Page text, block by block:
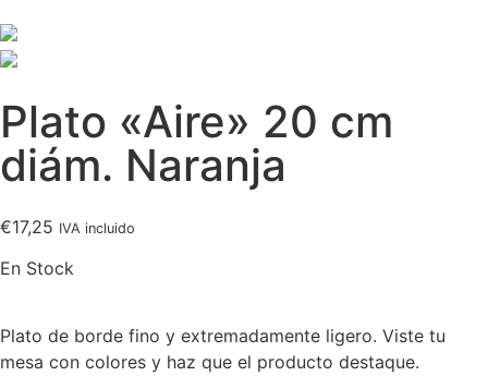
Plato «Aire» 20 cm
diám. Naranja
€17,25 IVA incluido
En Stock
Plato de borde fino y extremadamente ligero. Viste tu
mesa con colores y haz que el producto destaque.